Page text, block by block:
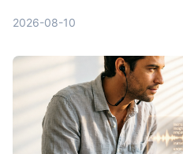
2026-08-10